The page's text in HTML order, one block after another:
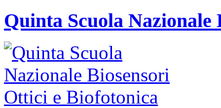
Quinta Scuola